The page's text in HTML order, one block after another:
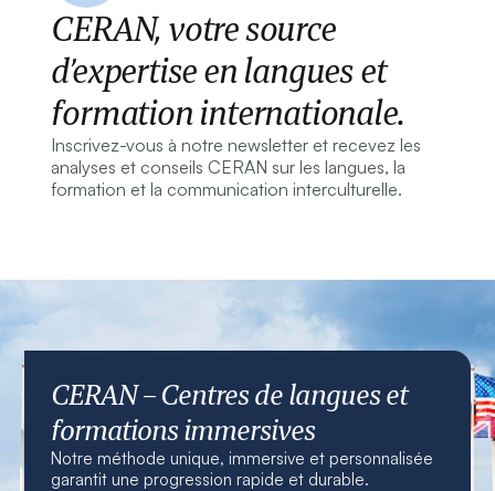
CERAN, votre source
d’expertise en langues et
formation internationale.
Inscrivez-vous à notre newsletter et recevez les
analyses et conseils CERAN sur les langues, la
formation et la communication interculturelle.
CERAN – Centres de langues et
formations immersives
Notre méthode unique, immersive et personnalisée
garantit une progression rapide et durable.